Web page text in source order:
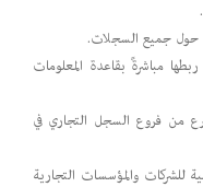
حول جميع السجلات.
مباشرةً بقاعدة المعلومات
من فروع السجل التجاري في
للشركات والمؤسسات التجارية